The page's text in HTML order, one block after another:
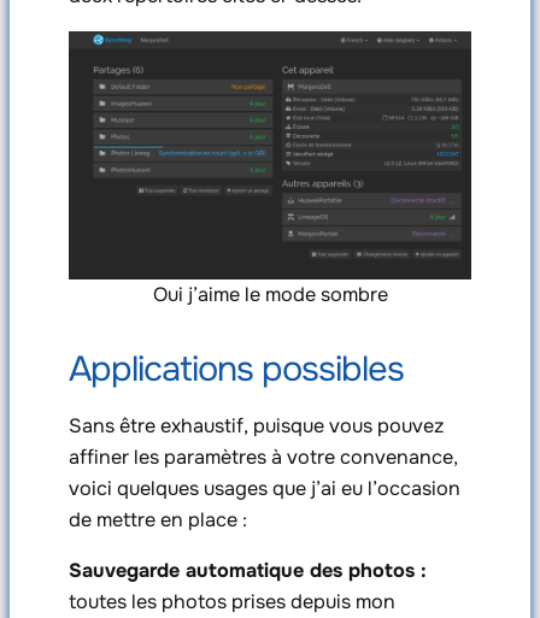
Oui j’aime le mode sombre
Applications possibles
Sans être exhaustif, puisque vous pouvez
affiner les paramètres à votre convenance,
voici quelques usages que j’ai eu l’occasion
de mettre en place :
Sauvegarde automatique des photos :
toutes les photos prises depuis mon